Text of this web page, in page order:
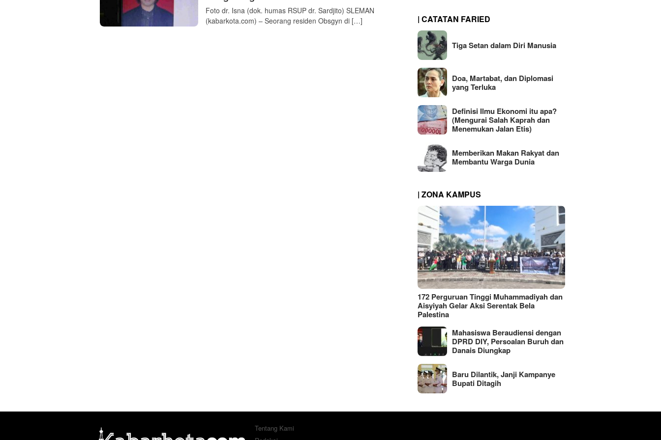
Foto dr. Isna (dok. humas RSUP dr. Sardjito) SLEMAN
(kabarkota.com) – Seorang residen Obsgyn di […]
| CATATAN FARIED
Tiga Setan dalam Diri Manusia
Doa, Martabat, dan Diplomasi
yang Terluka
Definisi Ilmu Ekonomi itu apa?
(Mengurai Salah Kaprah dan
Menemukan Jalan Etis)
Memberikan Makan Rakyat dan
Membantu Warga Dunia
| ZONA KAMPUS
172 Perguruan Tinggi Muhammadiyah dan
Aisyiyah Gelar Aksi Serentak Bela
Palestina
Mahasiswa Beraudiensi dengan
DPRD DIY, Persoalan Buruh dan
Danais Diungkap
Baru Dilantik, Janji Kampanye
Bupati Ditagih
Tentang Kami